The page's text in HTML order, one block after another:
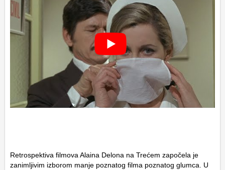
Retrospektiva filmova Alaina Delona na Trećem započela je
zanimljivim izborom manje poznatog filma poznatog glumca. U